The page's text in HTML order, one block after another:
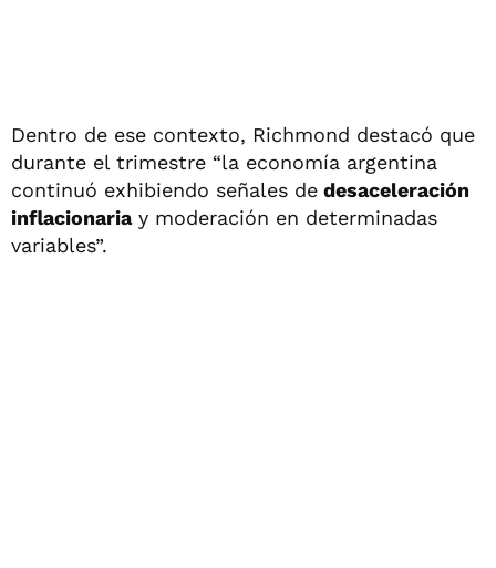
Dentro de ese contexto, Richmond destacó que
durante el trimestre “la economía argentina
continuó exhibiendo señales de desaceleración
inflacionariay moderación en determinadas
variables”.